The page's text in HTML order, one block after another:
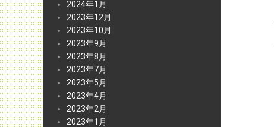
2024年1月
2023年12月
2023年10月
2023年9月
2023年8月
2023年7月
2023年5月
2023年4月
2023年2月
2023年1月